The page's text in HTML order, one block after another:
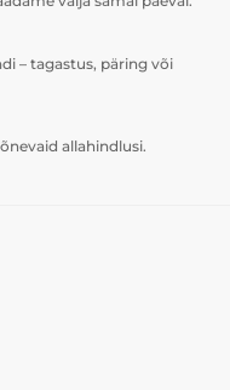
– tagastus, päring või
allahindlusi.